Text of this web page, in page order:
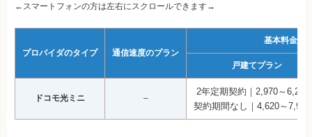
←スマートフォンの方は左右にスクロールできます→
プロバイダのタイプ 通信速度のプラン
基本料金（
戸建てプラン
ドコモ光ミニ –
2年定期契約｜2,970～6,270
契約期間なし｜4,620～